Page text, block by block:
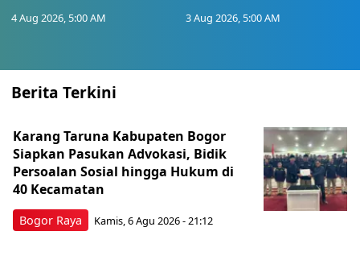
4 Aug 2026, 5:00 AM 3 Aug 2026, 5:00 AM
Berita Terkini
Bogor Raya
Karang Taruna Kabupaten Bogor
Siapkan Pasukan Advokasi, Bidik
Persoalan Sosial hingga Hukum di
40 Kecamatan
Kamis, 6 Agu 2026 - 21:12